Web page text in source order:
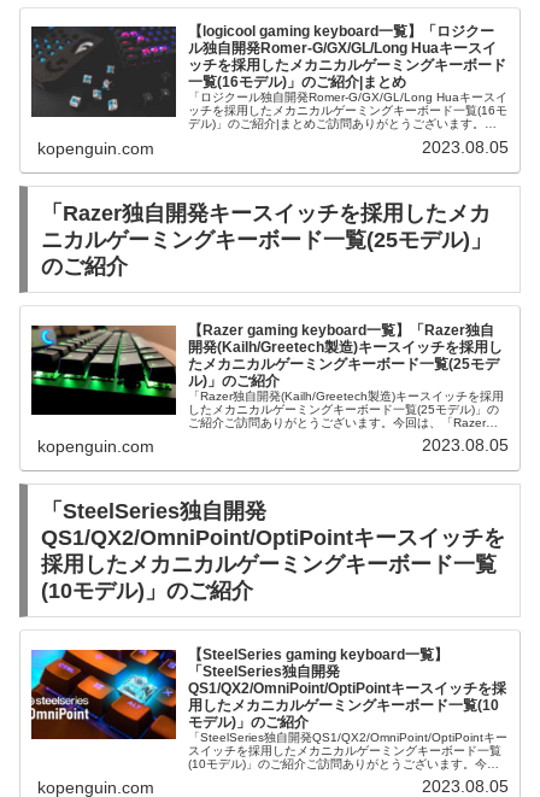
【logicool gaming keyboard一覧】「ロジクー
ル独自開発Romer-G/GX/GL/Long Huaキースイ
ッチを採用したメカニカルゲーミングキーボード
一覧(16モデル)」のご紹介|まとめ
「ロジクール独自開発Romer-G/GX/GL/Long Huaキースイ
ッチを採用したメカニカルゲーミングキーボード一覧(16モ
デル)」のご紹介|まとめご訪問ありがとうございます。今
kopenguin.com 2023.08.05
「Razer独自開発キースイッチを採用したメカ
ニカルゲーミングキーボード一覧(25モデル)」
のご紹介
【Razer gaming keyboard一覧】「Razer独自
開発(Kailh/Greetech製造)キースイッチを採用し
たメカニカルゲーミングキーボード一覧(25モデ
ル)」のご紹介
「Razer独自開発(Kailh/Greetech製造)キースイッチを採用
したメカニカルゲーミングキーボード一覧(25モデル)」の
ご紹介ご訪問ありがとうございます。今回は、「Razer独
kopenguin.com 2023.08.05
「SteelSeries独自開発
QS1/QX2/OmniPoint/OptiPointキースイッチを
採用したメカニカルゲーミングキーボード一覧
(10モデル)」のご紹介
【SteelSeries gaming keyboard一覧】
「SteelSeries独自開発
QS1/QX2/OmniPoint/OptiPointキースイッチを採
用したメカニカルゲーミングキーボード一覧(10
モデル)」のご紹介
「SteelSeries独自開発QS1/QX2/OmniPoint/OptiPointキー
スイッチを採用したメカニカルゲーミングキーボード一覧
(10モデル)」のご紹介ご訪問ありがとうございます。今回
kopenguin.com 2023.08.05